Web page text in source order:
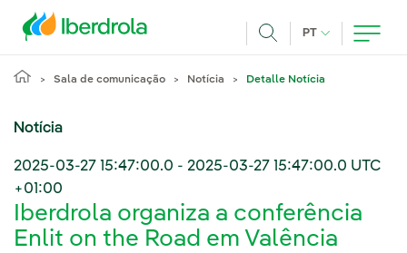
PT IDIOMA ATUAL,
Sala de comunicação Notícia Detalle Notícia
Notícia
2025-03-27 15:47:00.0 - 2025-03-27 15:47:00.0 UTC
+01:00
Iberdrola organiza a conferência
Enlit on the Road em Valência